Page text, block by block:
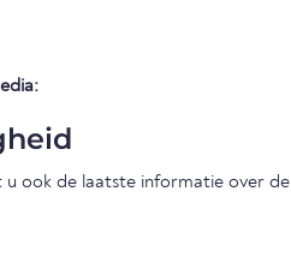
u ook de laatste informatie over de